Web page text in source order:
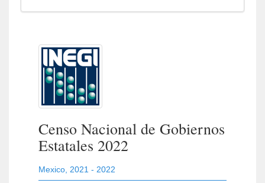
Censo Nacional de Gobiernos
Estatales 2022
Mexico 2021 - 2022